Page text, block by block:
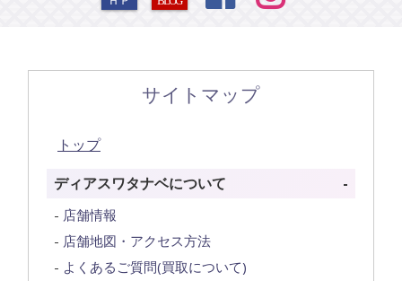
サイトマップ
トップ
ディアスワタナベについて
店舗情報
店舗地図・アクセス方法
よくあるご質問(買取について)